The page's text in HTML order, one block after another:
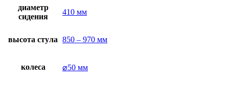
диаметр
сидения
410 мм
высота стула 850 – 970 мм
колеса ⌀50 мм